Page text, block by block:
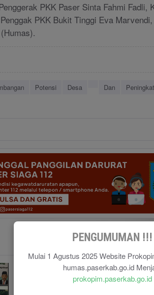
PENGUMUMAN !!!
Mulai 1 Agustus 2025 Website
humas.paserkab.go.id
prokopim.paserkab.go.id
PKK Paser Sinta Fahmi Fadli,
PKK Bukit Tinggi Eva
Potensi Desa Dan